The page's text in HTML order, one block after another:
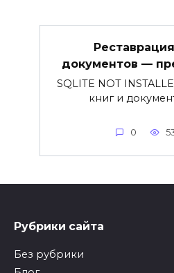
документов —
SQLITE NOT
книг и
0
Рубрики сайта
Без рубрики